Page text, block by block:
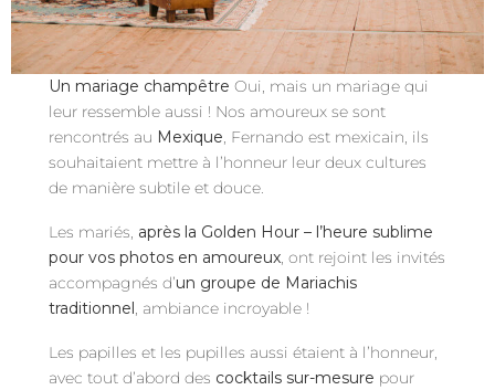
Un mariage champêtre Oui, mais un mariage qui
leur ressemble aussi ! Nos amoureux se sont
rencontrés au Mexique, Fernando est mexicain, ils
souhaitaient mettre à l’honneur leur deux cultures
de manière subtile et douce.
Les mariés, après la Golden Hour – l’heure sublime
pour vos photos en amoureux, ont rejoint les invités
accompagnés d’un groupe de Mariachis
traditionnel, ambiance incroyable !
Les papilles et les pupilles aussi étaient à l’honneur,
avec tout d’abord des cocktails sur-mesure pour